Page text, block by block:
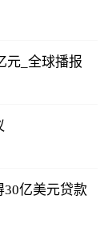
元_全球播报
亿美元贷款